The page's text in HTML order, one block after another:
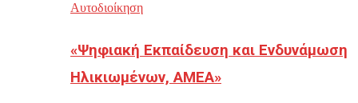
Αυτοδιοίκηση
«Ψηφιακή Εκπαίδευση και Ενδυνάμωση
Ηλικιωμένων, ΑΜΕΑ»